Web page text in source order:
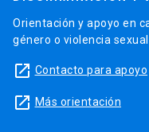
Orientación y apoyo en
género o violencia
launch Contacto para apoyo
launch Más orientación